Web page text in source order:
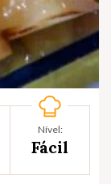
Nível:
Fácil